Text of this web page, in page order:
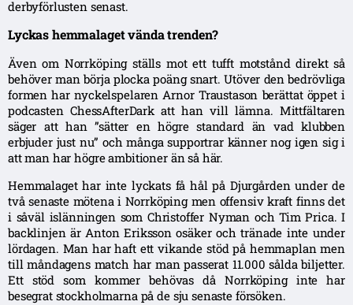
derbyförlusten senast.
Lyckas hemmalaget vända trenden?
Även om Norrköping ställs mot ett tufft motstånd direkt så
behöver man börja plocka poäng snart. Utöver den bedrövliga
formen har nyckelspelaren Arnor Traustason berättat öppet i
podcasten ChessAfterDark att han vill lämna. Mittfältaren
säger att han ”sätter en högre standard än vad klubben
erbjuder just nu” och många supportrar känner nog igen sig i
att man har högre ambitioner än så här.
Hemmalaget har inte lyckats få hål på Djurgården under de
två senaste mötena i Norrköping men offensiv kraft finns det
i såväl islänningen som Christoffer Nyman och Tim Prica. I
backlinjen är Anton Eriksson osäker och tränade inte under
lördagen. Man har haft ett vikande stöd på hemmaplan men
till måndagens match har man passerat 11.000 sålda biljetter.
Ett stöd som kommer behövas då Norrköping inte har
besegrat stockholmarna på de sju senaste försöken.